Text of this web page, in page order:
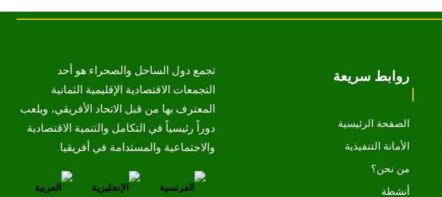
تجمع دول الساحل والصحراء هو أحد
التجمعات الاقتصادية الإقليمية الثمانية
المعترف بها من قبل الاتحاد الأفريقي، ويلعب
دوراً رئيسياً في التكامل والتنمية الاقتصادية
والاجتماعية والمستدامة في أفريقيا.
روابط سريعة
الصفحة الرئيسية
الأمانة التنفيذية
من نحن؟
أنشطة